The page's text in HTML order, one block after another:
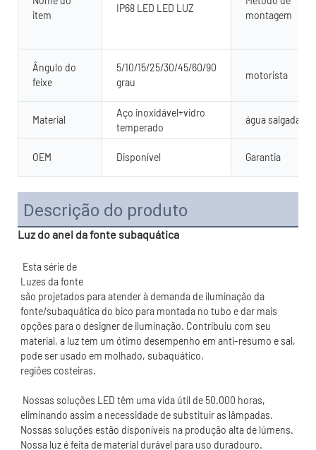
item
IP68 LED LED LUZ
montagem
Ângulo do
feixe
5/10/15/25/30/45/60/90
grau
motorista
Material
Aço inoxidável+vidro
temperado
água salgada
OEM Disponível Garantia
Descrição do produto
Luz do anel da fonte subaquática
são projetados para atender à demanda de iluminação da
fonte/subaquática do bico para montada no tubo e dar mais
opções para o designer de iluminação. Contribuiu com seu
material, a luz tem um ótimo desempenho em anti-resumo e sal,
eliminando assim a necessidade de substituir as lâmpadas.
Nossas soluções estão disponíveis na produção alta de lúmens.